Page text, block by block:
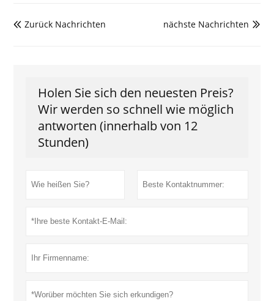
 Zurück Nachrichten 
nächste Nachrichten
Holen Sie sich den neuesten Preis?
Wir werden so schnell wie möglich
antworten (innerhalb von 12
Stunden)